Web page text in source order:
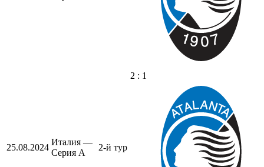
25.08.2024
Италия —
Серия А
2-й тур
2 : 1